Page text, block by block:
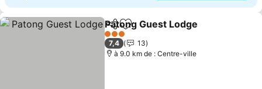
PartagerAjouter à mes favoris
Patong Guest Lodge
3 Étoiles
7,4
13
à 9.0 km de : Centre-ville